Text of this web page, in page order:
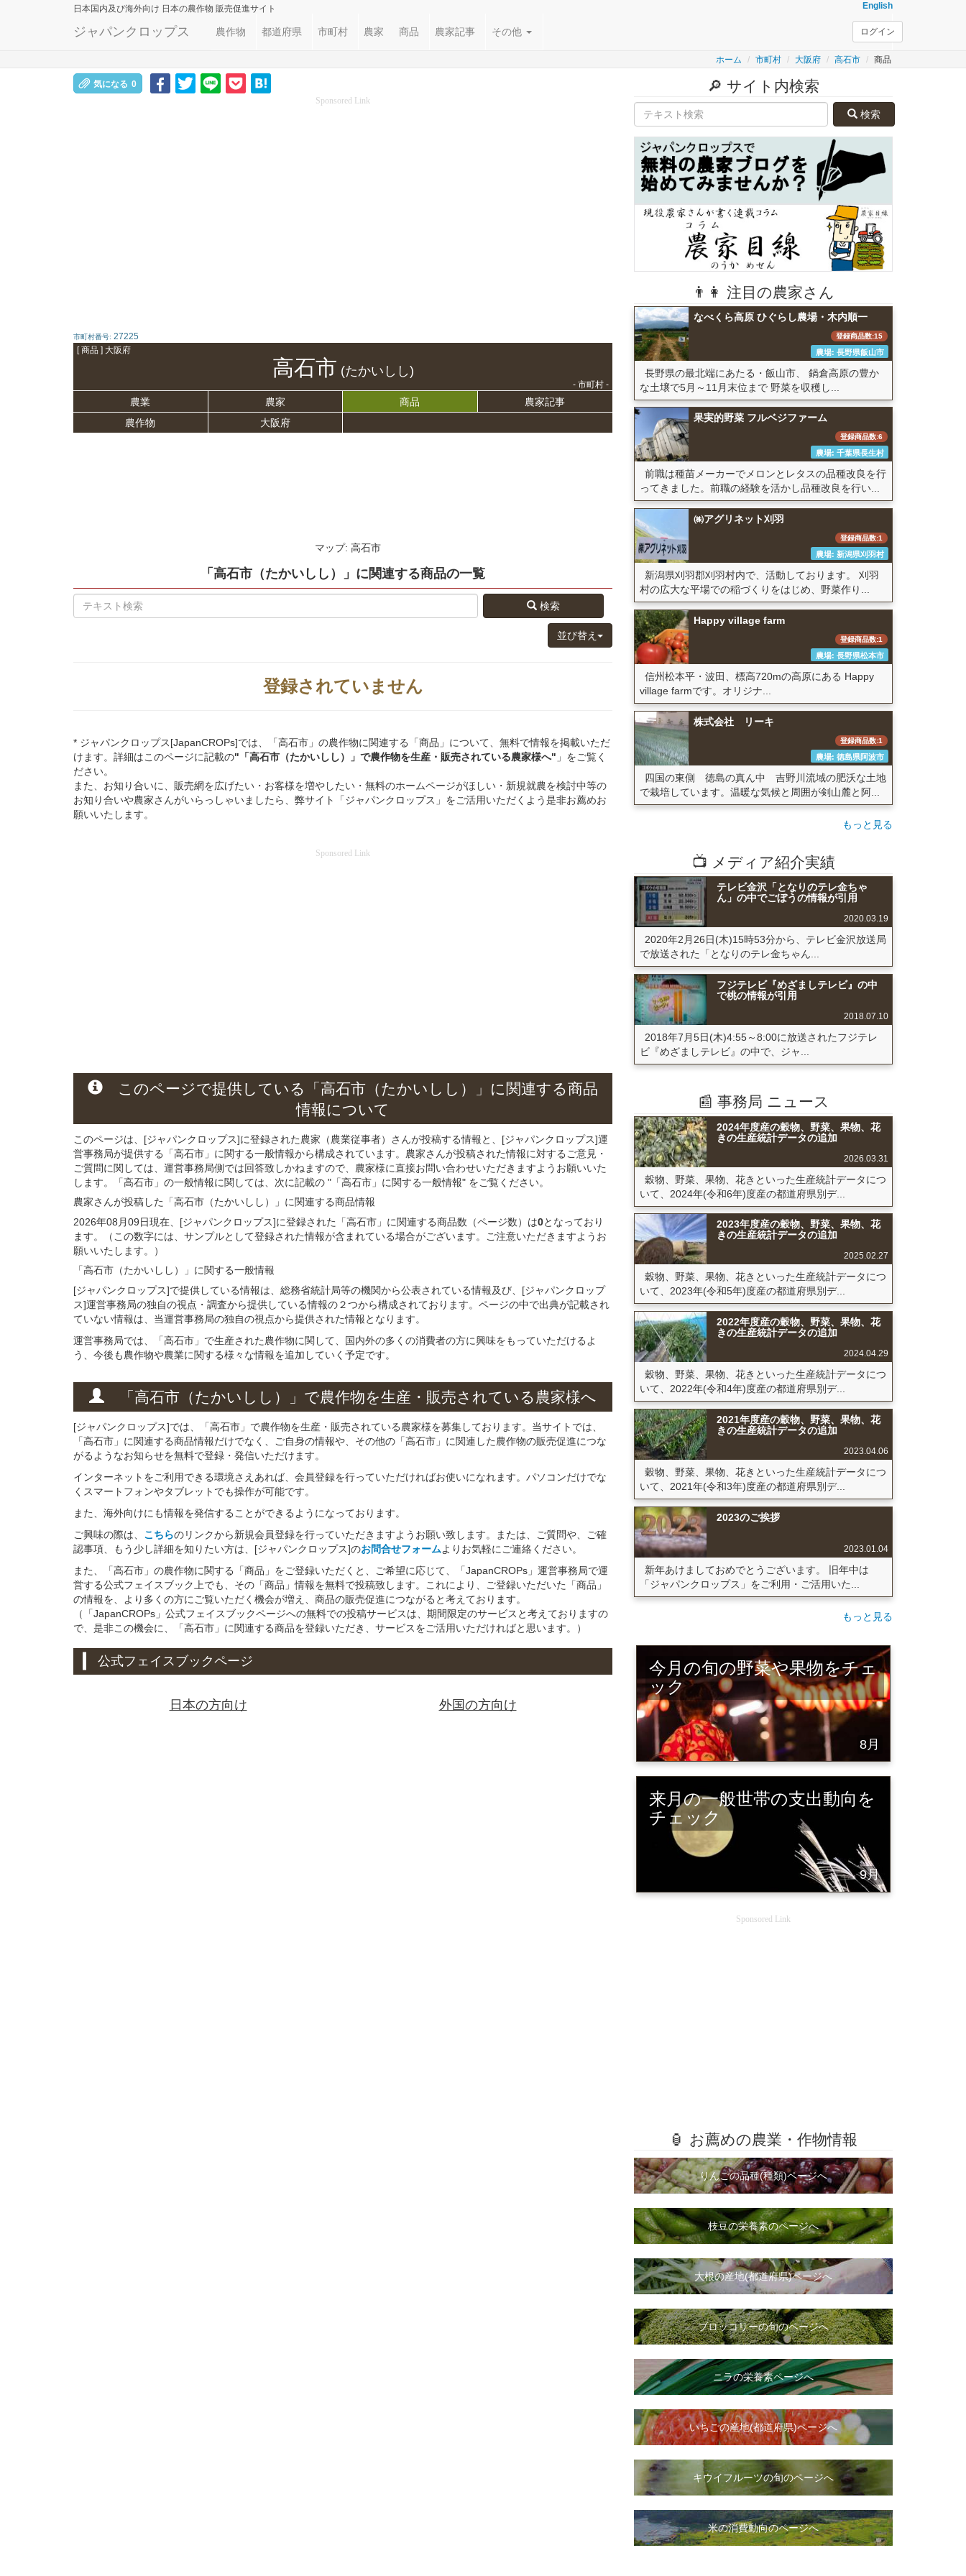
日本国内及び海外向け 日本の農作物 販売促進サイト English
ジャパンクロップス 農作物 都道府県 市町村 農家 商品 農家記事 その他 ログイン
ホーム 市町村 大阪府 高石市 商品
気になる 0
Sponsored Link
市町村番号: 27225
[ 商品 ] 大阪府
高石市 (たかいしし)
- 市町村 -
農業 農家 商品
農家記事
農作物
大阪府
マップ: 高石市
「高石市（たかいしし）」 に関連する商品の一覧
検索
並び替え
登録されていません
* ジャパンクロップス[JapanCROPs]では、「高石市」の農作物に関連する「商品」について、無料で情報を掲載いただ
けます。詳細はこのページに記載の"「高石市（たかいしし）」 で農作物を生産・販売されている農家様へ" 」をご覧く
ださい。
また、お知り合いに、販売網を広げたい・お客様を増やしたい・無料のホームページがほしい・新規就農を検討中等の
お知り合いや農家さんがいらっしゃいましたら、弊サイト「ジャパンクロップス」をご活用いただくよう是非お薦めお
願いいたします。
Sponsored Link
このページで提供している 「高石市（たかいしし）」 に関連する商品
情報について
このページは、[ジャパンクロップス]に登録された農家（農業従事者）さんが投稿する情報と、[ジャパンクロップス]運
営事務局が提供する「高石市」に関する一般情報から構成されています。農家さんが投稿された情報に対するご意見・
ご質問に関しては、運営事務局側では回答致しかねますので、農家様に直接お問い合わせいただきますようお願いいた
します。「高石市」の一般情報に関しては、次に記載の "「高石市」に関する一般情報" をご覧ください。
農家さんが投稿した「高石市（たかいしし）」 に関連する商品情報
2026年08月09日現在、[ジャパンクロップス]に登録された「高石市」に関連する商品数（ページ数）は0となっており
ます。（この数字には、サンプルとして登録された情報が含まれている場合がございます。ご注意いただきますようお
願いいたします。）
「高石市（たかいしし）」 に関する一般情報
[ジャパンクロップス]で提供している情報は、総務省統計局等の機関から公表されている情報及び、[ジャパンクロップ
ス]運営事務局の独自の視点・調査から提供している情報の２つから構成されております。ページの中で出典が記載され
ていない情報は、当運営事務局の独自の視点から提供された情報となります。
運営事務局では、「高石市」で生産された農作物に関して、国内外の多くの消費者の方に興味をもっていただけるよ
う、今後も農作物や農業に関する様々な情報を追加していく予定です。
「高石市（たかいしし）」 で農作物を生産・販売されている 農家様へ
[ジャパンクロップス]では、「高石市」で農作物を生産・販売されている農家様を募集しております。当サイトでは、
「高石市」に関連する商品情報だけでなく、ご自身の情報や、その他の「高石市」に関連した農作物の販売促進につな
がるようなお知らせを無料で登録・発信いただけます。
インターネットをご利用できる環境さえあれば、会員登録を行っていただければお使いになれます。パソコンだけでな
くスマートフォンやタブレットでも操作が可能です。
また、海外向けにも情報を発信することができるようになっております。
ご興味の際は、 こちらのリンクから新規会員登録を行っていただきますようお願い致します。または、ご質問や、ご確
認事項、もう少し詳細を知りたい方は、[ジャパンクロップス]のお問合せフォームよりお気軽にご連絡ください。
また、「高石市」の農作物に関する「商品」をご登録いただくと、ご希望に応じて、「JapanCROPs」運営事務局で運
営する公式フェイスブック上でも、その「商品」情報を無料で投稿致します。これにより、ご登録いただいた「商品」
の情報を、より多くの方にご覧いただく機会が増え、商品の販売促進につながると考えております。
（「JapanCROPs」公式フェイスブックページへの無料での投稿サービスは、期間限定のサービスと考えておりますの
で、是非この機会に、「高石市」に関連する商品を登録いただき、サービスをご活用いただければと思います。）
公式フェイスブックページ
日本の方向け 外国の方向け
🔎 サイト内検索
検索
👨👩 注目の農家さん
なべくら高原 ひぐらし農場・木内順一
登録商品数:15
農場: 長野県飯山市
長野県の最北端にあたる・飯山市、 鍋倉高原の豊か
な土壌で5月～11月末位まで 野菜を収穫し...
果実的野菜 フルベジファーム
登録商品数:6
農場: 千葉県長生村
前職は種苗メーカーでメロンとレタスの品種改良を行
ってきました。前職の経験を活かし品種改良を行い...
㈱アグリネット刈羽
登録商品数:1
農場: 新潟県刈羽村
新潟県刈羽郡刈羽村内で、活動しております。 刈羽
村の広大な平場での稲づくりをはじめ、野菜作り...
Happy village farm
登録商品数:1
農場: 長野県松本市
信州松本平・波田、標高720mの高原にある Happy
village farmです。オリジナ...
株式会社 リーキ
登録商品数:1
農場: 徳島県阿波市
四国の東側 徳島の真ん中 吉野川流域の肥沃な土地
で栽培しています。温暖な気候と周囲が剣山麓と阿...
もっと見る
📺 メディア紹介実績
テレビ金沢「となりのテレ金ちゃ
ん」の中でごぼうの情報が引用
2020.03.19
2020年2月26日(木)15時53分から、テレビ金沢放送局
で放送された「となりのテレ金ちゃん...
フジテレビ『めざましテレビ』の中
で桃の情報が引用
2018.07.10
2018年7月5日(木)4:55～8:00に放送されたフジテレ
ビ『めざましテレビ』の中で、ジャ...
📰 事務局 ニュース
2024年度産の穀物、野菜、果物、花
きの生産統計データの追加
2026.03.31
穀物、野菜、果物、花きといった生産統計データにつ
いて、2024年(令和6年)度産の都道府県別デ...
2023年度産の穀物、野菜、果物、花
きの生産統計データの追加
2025.02.27
穀物、野菜、果物、花きといった生産統計データにつ
いて、2023年(令和5年)度産の都道府県別デ...
2022年度産の穀物、野菜、果物、花
きの生産統計データの追加
2024.04.29
穀物、野菜、果物、花きといった生産統計データにつ
いて、2022年(令和4年)度産の都道府県別デ...
2021年度産の穀物、野菜、果物、花
きの生産統計データの追加
2023.04.06
穀物、野菜、果物、花きといった生産統計データにつ
いて、2021年(令和3年)度産の都道府県別デ...
2023のご挨拶
2023.01.04
新年あけましておめでとうございます。 旧年中は
「ジャパンクロップス」をご利用・ご活用いた...
もっと見る
今月の旬の野菜や果物をチェ
ック
8月
来月の一般世帯の支出動向を
チェック
9月
Sponsored Link
🏮 お薦めの農業・作物情報
りんごの品種(種類)ページへ
枝豆の栄養素のページへ
大根の産地(都道府県)ページへ
ブロッコリーの旬のページへ
ニラの栄養素ページへ
いちごの産地(都道府県)ページへ
キウイフルーツの旬のページへ
米の消費動向のページへ